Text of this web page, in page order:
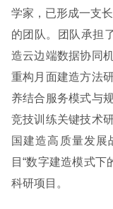
学家，已形成一支
的团队。团队承担
造云边端数据协同
重构月面建造方法
养结合服务模式与
竞技训练关键技术
国建造高质量发展
目“数字建造模式下
科研项目。